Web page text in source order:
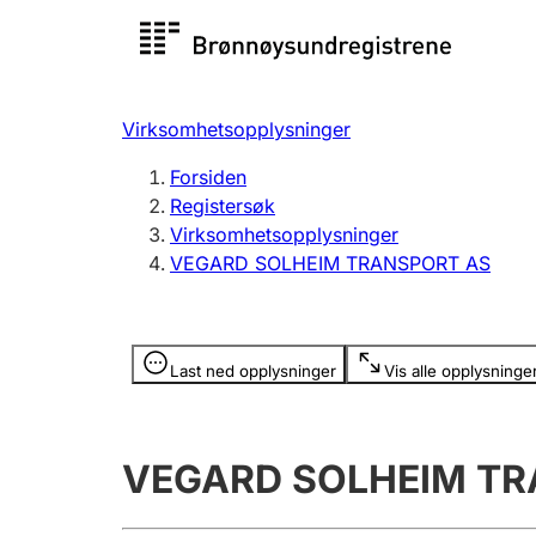
Registersøk
Registrere, endre, slette
Virksomhetsopplysninger
Forsiden
Registersøk
Virksomhetsopplysninger
VEGARD SOLHEIM TRANSPORT AS
Last ned opplysninger Vis alle
Opplysninger er skjult
VEGARD SOLHEIM